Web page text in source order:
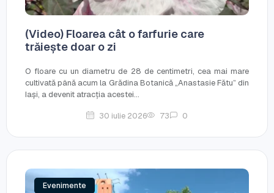
(Video) Floarea cât o farfurie care
trăiește doar o zi
O floare cu un diametru de 28 de centimetri, cea mai mare
cultivată până acum la Grădina Botanică „Anastasie Fătu” din
Iași, a devenit atracția acestei...
30 iulie 2026 73 0
Evenimente